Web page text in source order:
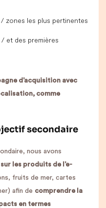
zones les plus pertinentes
et des premières
d’acquisition avec
comme
secondaire
nous avons
les produits de l’e-
fruits de mer, cartes
afin de comprendre la
en termes